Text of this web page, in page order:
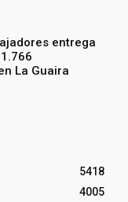
entrega
La Guaira
5418
4005